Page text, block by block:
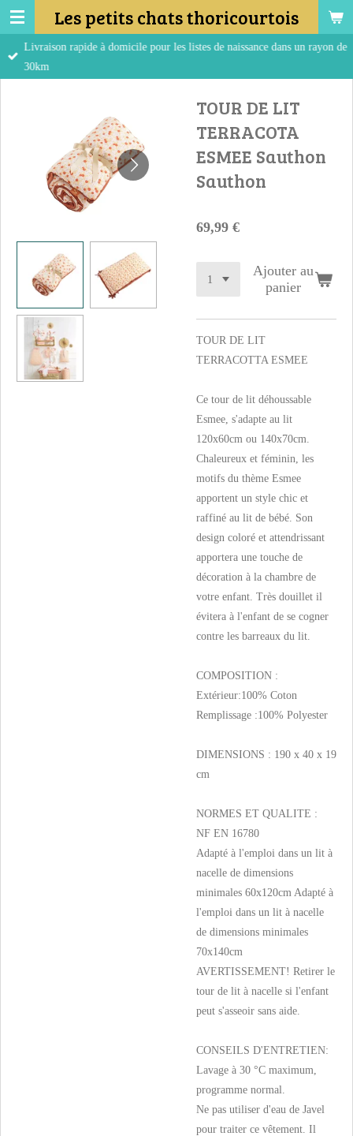
Passer
au
contenu
Les petits chats thoricourtois
Livraison rapide à domicile pour les listes de naissance dans un rayon de
30km
TOUR DE LIT
TERRACOTA
ESMEE Sauthon
Sauthon
69,99 €
Ajouter au
panier
TOUR DE LIT
TERRACOTTA ESMEE
Ce tour de lit déhoussable
Esmee, s'adapte au lit
120x60cm ou 140x70cm.
Chaleureux et féminin, les
motifs du thème Esmee
apportent un style chic et
raffiné au lit de bébé. Son
design coloré et attendrissant
apportera une touche de
décoration à la chambre de
votre enfant. Très douillet il
évitera à l'enfant de se cogner
contre les barreaux du lit.
COMPOSITION :
Extérieur:100% Coton
Remplissage :100% Polyester
DIMENSIONS : 190 x 40 x 19
cm
NORMES ET QUALITE :
NF EN 16780
Adapté à l'emploi dans un lit à
nacelle de dimensions
minimales 60x120cm Adapté à
l'emploi dans un lit à nacelle
de dimensions minimales
70x140cm
AVERTISSEMENT! Retirer le
tour de lit à nacelle si l'enfant
peut s'asseoir sans aide.
CONSEILS D'ENTRETIEN:
Lavage à 30 °C maximum,
programme normal.
Ne pas utiliser d'eau de Javel
pour traiter ce vêtement. Il